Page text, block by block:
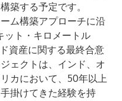
築する予定です。
ム構築アプローチに沿
ット・キロメートル
資産に関する最終合意
ェクトは、インド、オ
カにおいて、50年以上
掛けてきた経験を持